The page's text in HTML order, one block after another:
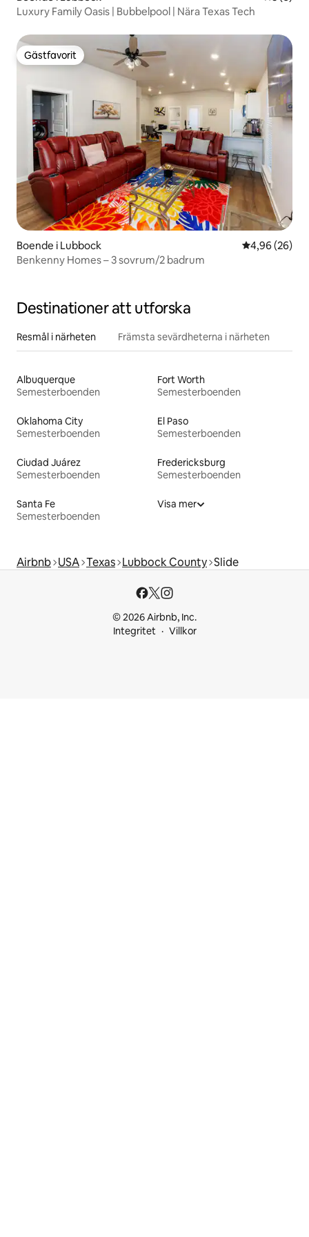
Luxury Family Oasis | Bubbelpool | Nära Texas Tech
Gästfavorit
Gästfavorit
Boende i Lubbock 4,96 av 5 i
4,96 (26)
Benkenny Homes – 3 sovrum/2 badrum
Destinationer att utforska
Resmål i närheten Främsta sevärdheterna i närheten
Albuquerque
Semesterboenden
Fort Worth
Semesterboenden
Oklahoma City
Semesterboenden
El Paso
Semesterboenden
Ciudad Juárez
Semesterboenden
Fredericksburg
Semesterboenden
Santa Fe
Semesterboenden
Visa mer
Airbnb USA Texas Lubbock County Slide
© 2026 Airbnb, Inc.
Integritet
Villkor